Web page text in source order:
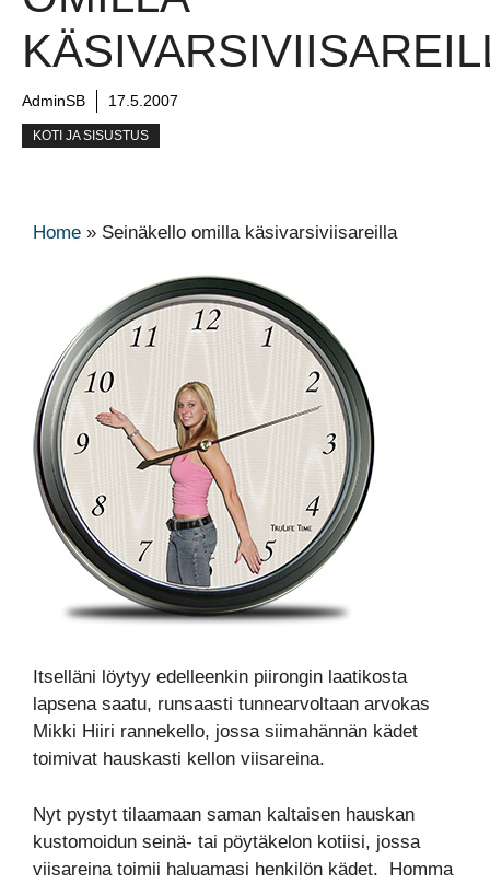
AdminSB 17.5.2007
KOTI JA SISUSTUS
Home » Seinäkello omilla käsivarsiviisareilla
Itselläni löytyy edelleenkin piirongin laatikosta
lapsena saatu, runsaasti tunnearvoltaan arvokas
Mikki Hiiri rannekello, jossa siimahännän kädet
toimivat hauskasti kellon viisareina.
Nyt pystyt tilaamaan saman kaltaisen hauskan
kustomoidun seinä- tai pöytäkelon kotiisi, jossa
viisareina toimii haluamasi henkilön kädet. Homma